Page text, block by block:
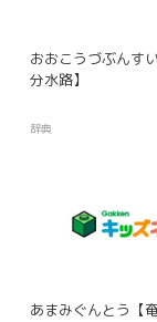
おおこうづぶんす
分水路】
辞典
あまみぐんとう【